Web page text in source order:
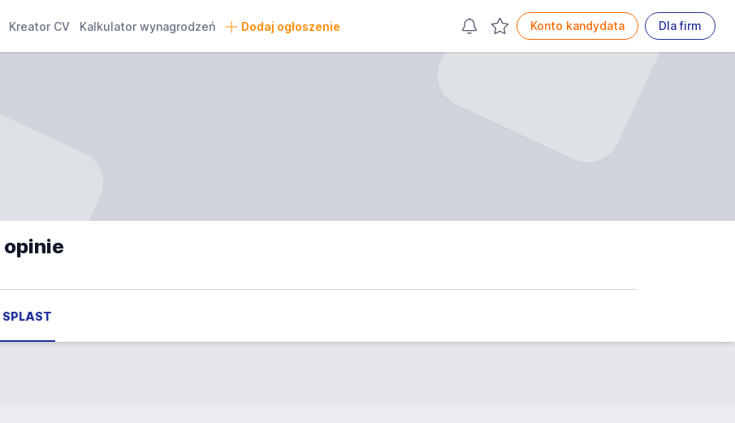
Kreator CV Kalkulator wynagrodzeń Dodaj ogłoszenie Konto kandydata Dla firm
opinie